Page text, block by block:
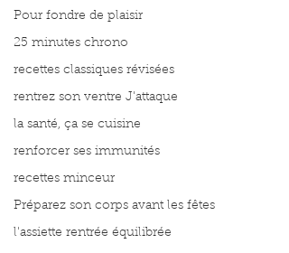
Pour fondre de plaisir
25 minutes chrono
recettes classiques révisées
rentrez son ventre J'attaque
la santé, ça se cuisine
renforcer ses immunités
recettes minceur
Préparez son corps avant les fêtes
l'assiette rentrée équilibrée